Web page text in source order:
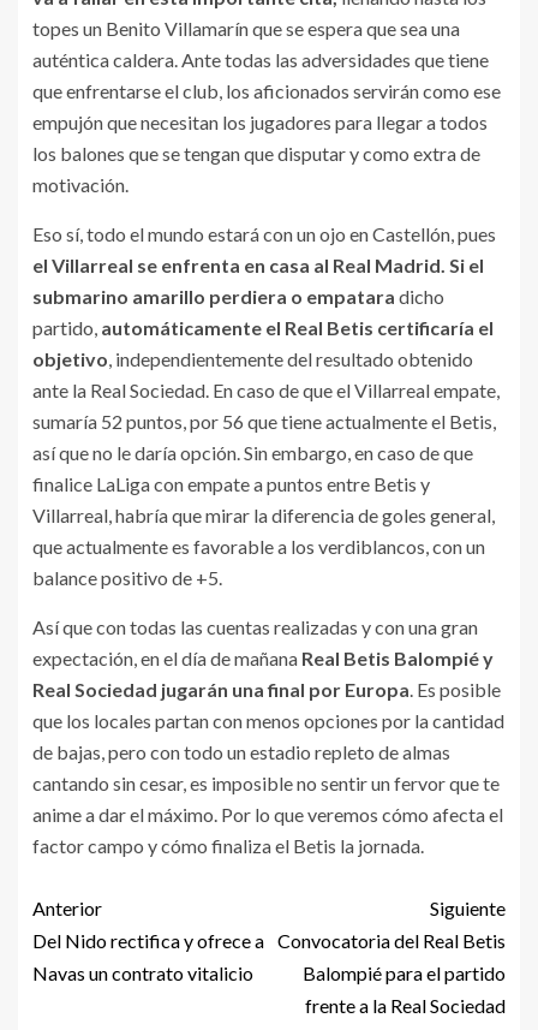
topes un Benito Villamarín que se espera que sea una
auténtica caldera. Ante todas las adversidades que tiene
que enfrentarse el club, los aficionados servirán como ese
empujón que necesitan los jugadores para llegar a todos
los balones que se tengan que disputar y como extra de
motivación.
Eso sí, todo el mundo estará con un ojo en Castellón, pues
el Villarreal se enfrenta en casa al Real Madrid. Si el
submarino amarillo perdiera o empatara dicho
partido, automáticamente el Real Betis certificaría el
objetivo, independientemente del resultado obtenido
ante la Real Sociedad. En caso de que el Villarreal empate,
sumaría 52 puntos, por 56 que tiene actualmente el Betis,
así que no le daría opción. Sin embargo, en caso de que
finalice LaLiga con empate a puntos entre Betis y
Villarreal, habría que mirar la diferencia de goles general,
que actualmente es favorable a los verdiblancos, con un
balance positivo de +5.
Así que con todas las cuentas realizadas y con una gran
expectación, en el día de mañana Real Betis Balompié y
Real Sociedad jugarán una final por Europa. Es posible
que los locales partan con menos opciones por la cantidad
de bajas, pero con todo un estadio repleto de almas
cantando sin cesar, es imposible no sentir un fervor que te
anime a dar el máximo. Por lo que veremos cómo afecta el
factor campo y cómo finaliza el Betis la jornada.
Anterior
Del Nido rectifica y ofrece a
Navas un contrato vitalicio
Siguiente
Convocatoria del Real Betis
Balompié para el partido
frente a la Real Sociedad